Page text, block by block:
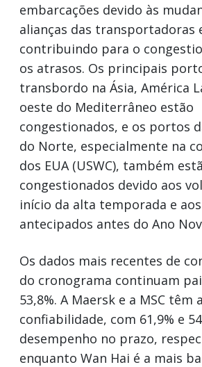
embarcações devido às
alianças das transportadoras
contribuindo para o
os atrasos. Os principais
transbordo na Ásia, América
oeste do Mediterrâneo estão
congestionados, e os portos
do Norte, especialmente na
dos EUA (USWC), também
congestionados devido aos
início da alta temporada e
antecipados antes do Ano
Os dados mais recentes de
do cronograma continuam
53,8%. A Maersk e a MSC têm
confiabilidade, com 61,9% e
desempenho no prazo,
enquanto Wan Hai é a mais